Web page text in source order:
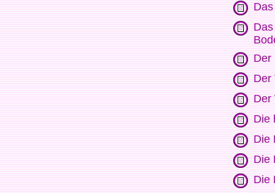
Der
Der
Der
Die
Die
Die
Die